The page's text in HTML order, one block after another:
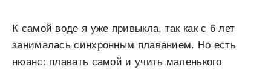
К самой воде я уже привыкла, так как с 6 лет
занималась синхронным плаванием. Но есть
нюанс: плавать самой и учить маленького